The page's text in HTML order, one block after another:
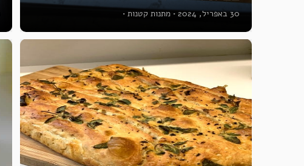
30 באפריל, 2024 • מתנות קטנות •